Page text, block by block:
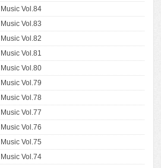
Vol.84
Vol.83
Vol.82
Vol.81
Vol.80
Vol.79
Vol.78
Vol.77
Vol.76
Vol.75
Vol.74